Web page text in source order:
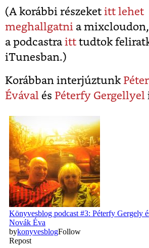
(A korábbi részeket itt lehet
meghallgatni a mixcloudon,
apodcastraitt tudtok
iTunesban.)
Korábban interjúztunk
Évával és Péterfy Gergellyel